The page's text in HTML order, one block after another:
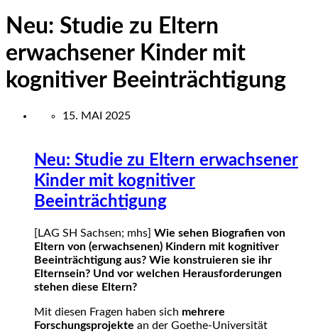
Neu: Studie zu Eltern
erwachsener Kinder mit
kognitiver Beeinträchtigung
15. MAI 2025
Neu: Studie zu Eltern erwachsener
Kinder mit kognitiver
Beeinträchtigung
[LAG SH Sachsen; mhs] Wie sehen Biografien von
Eltern von (erwachsenen) Kindern mit kognitiver
Beeinträchtigung aus? Wie konstruieren sie ihr
Elternsein? Und vor welchen Herausforderungen
stehen diese Eltern?
Mit diesen Fragen haben sich mehrere
Forschungsprojekte an der Goethe-Universität